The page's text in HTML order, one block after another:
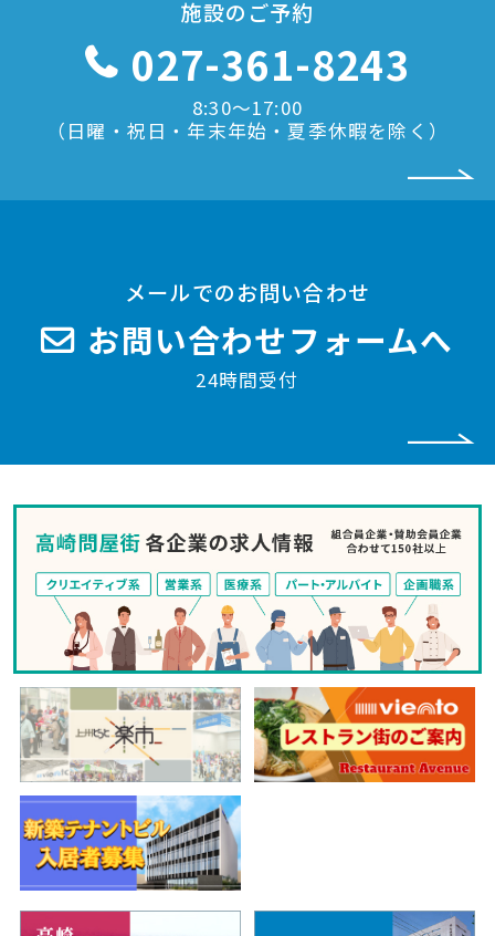
施設のご予約
027-361-8243
8:30〜17:00
（日曜・祝日・年末年始・夏季休暇を除く）
メールでのお問い合わせ
お問い合わせフォームへ
24時間受付